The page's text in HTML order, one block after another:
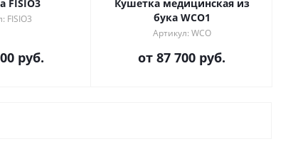
FISIO3
FISIO3
руб.
Кушетка медицинская из
бука WCO1
Артикул: WCO
от 87 700 руб.